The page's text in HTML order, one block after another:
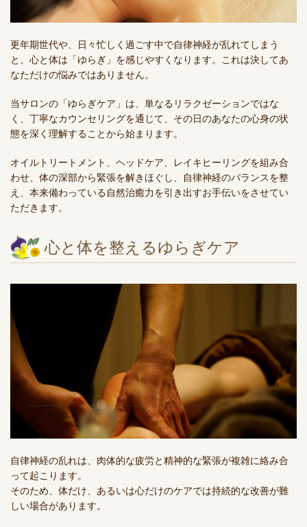
更年期世代や、日々忙しく過ごす中で自律神経が乱れてしまう
と、心と体は「ゆらぎ」を感じやすくなります。これは決してあ
なただけの悩みではありません。
当サロンの「ゆらぎケア」は、単なるリラクゼーションではな
く、丁寧なカウンセリングを通じて、その日のあなたの心身の状
態を深く理解することから始まります。
オイルトリートメント、ヘッドケア、レイキヒーリングを組み合
わせ、体の深部から緊張を解きほぐし、自律神経のバランスを整
え、本来備わっている自然治癒力を引き出すお手伝いをさせてい
ただきます。
心と体を整えるゆらぎケア
自律神経の乱れは、肉体的な疲労と精神的な緊張が複雑に絡み合
って起こります。
そのため、体だけ、あるいは心だけのケアでは持続的な改善が難
しい場合があります。